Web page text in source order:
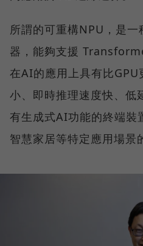
所謂的可重構NPU，是
器，能夠支援
在AI的應用上具有比
小、即時推理速度快、低
有生成式AI功能的終端裝
智慧家居等特定應用場景